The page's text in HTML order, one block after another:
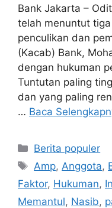
Bank Jakarta –
telah menuntut
penculikan dan
(Kacab) Bank,
dengan hukuman
Tuntutan paling
dan yang paling
… Baca
Kategori
Berita populer
Tag
Amp,Anggota,
Faktor, Hukuman,
Memantul, Nasib,